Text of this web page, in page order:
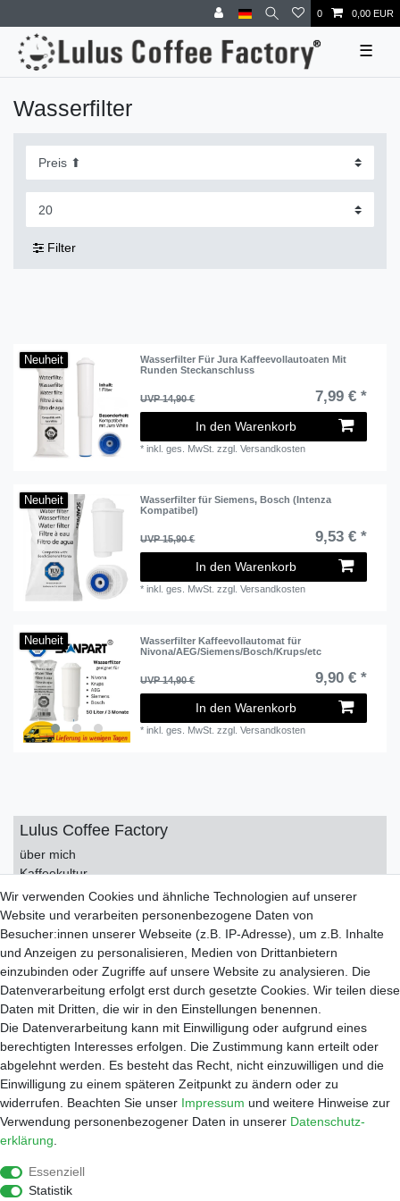
0 0,00 EUR
☰
Wasserfilter
Filter
Neuheit
Wasserfilter Für Jura Kaffeevollautoaten Mit
Runden Steckanschluss
UVP 14,90 € 7,99 € *
In den Warenkorb
*inkl. ges. MwSt. zzgl.Versandkosten
Neuheit
Wasserfilter für Siemens, Bosch (Intenza
Kompatibel)
UVP 15,90 € 9,53 € *
In den Warenkorb
*inkl. ges. MwSt. zzgl.Versandkosten
Neuheit
Wasserfilter Kaffeevollautomat für
Nivona/AEG/Siemens/Bosch/Krups/etc
UVP 14,90 € 9,90 € *
In den Warenkorb
*inkl. ges. MwSt. zzgl.Versandkosten
Lulus Coffee Factory
über mich
Kaffeekultur
Kontakt
Impressum
Datenschutzerklärung
AGB
Service
Zahlungsarten
Versand
Widerrufsrecht
Warenkorb
Händleranfragen
Werkstatt
Reparaturauftrag
Kaffee
Wir verwenden Cookies und ähnliche Technologien auf unserer
Website und verarbeiten personenbezogene Daten von
Besucher:innen unserer Webseite (z.B. IP-Adresse), um z.B. Inhalte
und Anzeigen zu personalisieren, Medien von Drittanbietern
einzubinden oder Zugriffe auf unsere Website zu analysieren. Die
Datenverarbeitung erfolgt erst durch gesetzte Cookies. Wir teilen diese
Daten mit Dritten, die wir in den Einstellungen benennen.
Die Datenverarbeitung kann mit Einwilligung oder aufgrund eines
berechtigten Interesses erfolgen. Die Zustimmung kann erteilt oder
abgelehnt werden. Es besteht das Recht, nicht einzuwilligen und die
Einwilligung zu einem späteren Zeitpunkt zu ändern oder zu
widerrufen. Beachten Sie unser Impressum und weitere Hinweise zur
Verwendung personenbezogener Daten in unserer Daten­schutz­
erklärung
Essenziell
Statistik